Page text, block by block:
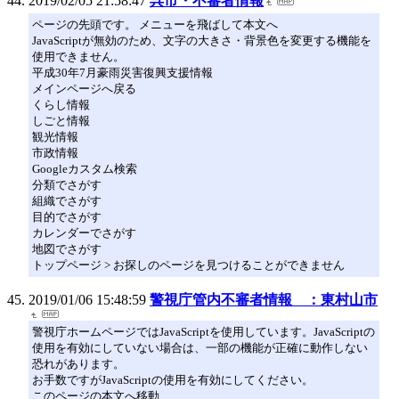
ページの先頭です。 メニューを飛ばして本文へ
JavaScriptが無効のため、文字の大きさ・背景色を変更する機能を
使用できません。
平成30年7月豪雨災害復興支援情報
メインページへ戻る
くらし情報
しごと情報
観光情報
市政情報
Googleカスタム検索
分類でさがす
組織でさがす
目的でさがす
カレンダーでさがす
地図でさがす
トップページ > お探しのページを見つけることができません
2019/01/06 15:48:59 警視庁管内不審者情報 ：東村山市
警視庁ホームページではJavaScriptを使用しています。JavaScriptの
使用を有効にしていない場合は、一部の機能が正確に動作しない
恐れがあります。
お手数ですがJavaScriptの使用を有効にしてください。
このページの本文へ移動